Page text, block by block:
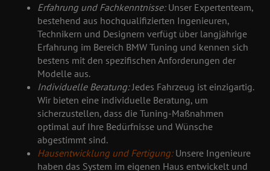
Erfahrung und Fachkenntnisse:Unser Expertenteam,
bestehend aus hochqualifizierten Ingenieuren,
Technikern und Designern verfügt über langjährige
Erfahrung im Bereich BMW Tuning und kennen sich
bestens mit den spezifischen Anforderungen der
Modelle aus.
Individuelle Beratung:Jedes Fahrzeug ist einzigartig.
Wir bieten eine individuelle Beratung, um
sicherzustellen, dass die Tuning-Maßnahmen
optimal auf Ihre Bedürfnisse und Wünsche
abgestimmt sind.
Hausentwicklung und Fertigung: Unsere Ingenieure
haben das System im eigenen Haus entwickelt und